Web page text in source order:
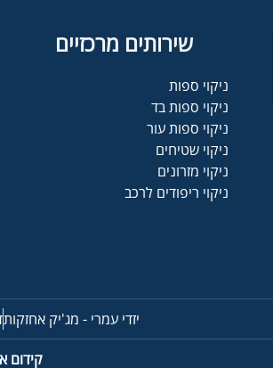
שירותים מרכזיים
ניקוי ספות
ניקוי ספות בד
ניקוי ספות עור
ניקוי שטיחים
ניקוי מזרונים
ניקוי ריפודים לרכב
יזדי עמרי - מג'יק אחזקות
קידום